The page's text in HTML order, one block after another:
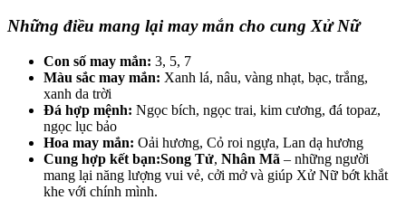
Những điều mang lại may mắn cho cung Xử Nữ
Con số may mắn: 3, 5, 7
Màu sắc may mắn: Xanh lá, nâu, vàng nhạt, bạc, trắng,
xanh da trời
Đá hợp mệnh: Ngọc bích, ngọc trai, kim cương, đá topaz,
ngọc lục bảo
Hoa may mắn: Oải hương, Cỏ roi ngựa, Lan dạ hương
Cung hợp kết bạn:Song Tử, Nhân Mã – những người
mang lại năng lượng vui vẻ, cởi mở và giúp Xử Nữ bớt khắt
khe với chính mình.